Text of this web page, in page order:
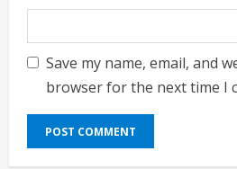
Save my name, email, and
browser for the next time I